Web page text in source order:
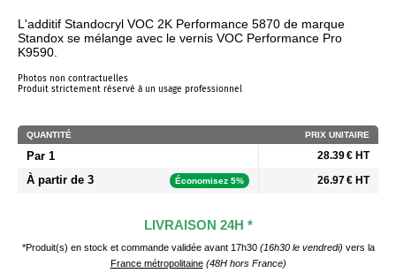
L'additif Standocryl VOC 2K Performance 5870 de marque
Standox se mélange avec le vernis VOC Performance Pro
K9590.
Photos non contractuelles
Produit strictement réservé à un usage professionnel
QUANTITÉ PRIX UNITAIRE
Par 1 28.39 € HT
À partir de 3 Économisez 5% 26.97 € HT
LIVRAISON 24H *
*Produit(s) en stock et commande validée avant 17h30 (16h30 le vendredi) vers la
France métropolitaine (48H hors France)